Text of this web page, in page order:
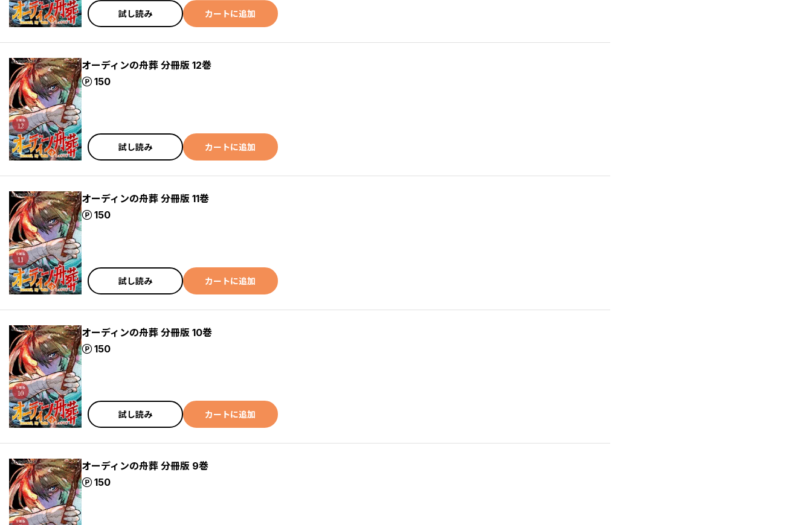
試し読み カートに追加
オーディンの舟葬 分冊版 12巻
150
ポイント
試し読み カートに追加
オーディンの舟葬 分冊版 11巻
150
ポイント
試し読み カートに追加
オーディンの舟葬 分冊版 10巻
150
ポイント
試し読み カートに追加
オーディンの舟葬 分冊版 9巻
150
ポイント